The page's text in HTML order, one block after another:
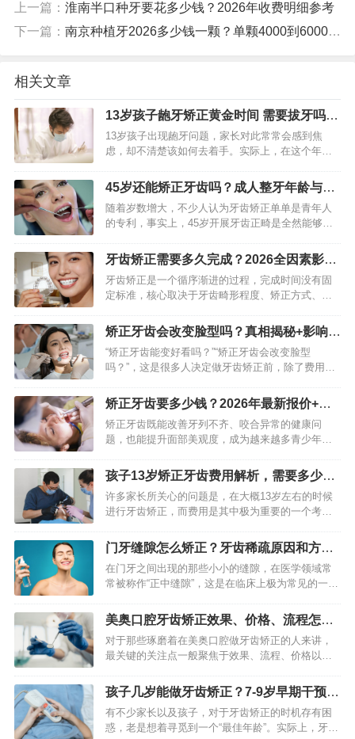
上一篇： 淮南半口种牙要花多少钱？2026年收费明细参考
下一篇： 南京种植牙2026多少钱一颗？单颗4000到6000元靠谱吗
相关文章
13岁孩子龅牙矫正黄金时间 需要拔牙吗如
何选择方案
13岁孩子出现龅牙问题，家长对此常常会感到焦
虑，却不清楚该如何去着手。实际上，在这个年龄
矫治方案是非常关键重要的。我的理解是这样的，
有效的矫正它不仅仅是…
45岁还能矫正牙齿吗？成人整牙年龄与条
件详解
随着岁数增大，不少人认为牙齿矫正单单是青年人
的专利，事实上，45岁开展牙齿正畸是全然能够行
化的医治方案，成年人的颌骨虽说已经固定成型
了，然而牙齿依旧能够在专…
牙齿矫正需要多久完成？2026全因素影响
指南
牙齿矫正是一个循序渐进的过程，完成时间没有固
定标准，核心取决于牙齿畸形程度、矫正方式、年
矫正人群都希望快速完成矫正，但盲目追求速度可
能影响矫正效果与口腔…
矫正牙齿会改变脸型吗？真相揭秘+影响程
度全解析
“矫正牙齿能变好看吗？”“矫正牙齿会改变脸型
吗？”，这是很多人决定做牙齿矫正前，除了费用、
“正畸后圆脸变鹅蛋脸”的案例，也有不少人反馈“矫
正后脸型毫无变…
矫正牙齿要多少钱？2026年最新报价+影
响费用4大核心因素
矫正牙齿既能改善牙列不齐、咬合异常的健康问
题，也能提升面部美观度，成为越来越多青少年和
询时最先关注的核心问题。其实，牙齿矫正没有固
定统一的价格，跨度从几…
孩子13岁矫正牙齿费用解析，需要多少
钱？方法怎么选？
许多家长所关心的问题是，在大概13岁左右的时候
进行牙齿矫正，而费用是其中极为重要的一个考量
具体的花费并不是一个固定不变的数字，它会受到
矫正方法的影响，会受到…
门牙缝隙怎么矫正？牙齿稀疏原因和方法
详解
在门牙之间出现的那些小小的缝隙，在医学领域常
常被称作“正中缝隙”，这是在临床上极为常见的一种
素，然而不管其原因究竟怎样，现今的牙齿矫正技
术已然能够提供多种具备…
美奥口腔牙齿矫正效果、价格、流程怎么
样？过来人分享真实经历
对于那些琢磨着在美奥口腔做牙齿矫正的人来讲，
最关键的关注点一般聚焦于效果、流程、价格以及
口腔医疗项目，它不单单是为了提升美观度，更是
对口腔健康进行的长期投入…
孩子几岁能做牙齿矫正？7-9岁早期干预和
青少年黄金期详解
有不少家长以及孩子，对于牙齿矫正的时机存有困
惑，老是想着寻觅到一个“最佳年龄”。实际上，牙齿